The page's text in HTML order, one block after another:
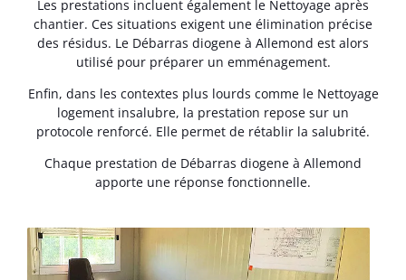
Les prestations incluent également le Nettoyage après
chantier. Ces situations exigent une élimination précise
des résidus. Le Débarras diogene à Allemond est alors
utilisé pour préparer un emménagement.
Enfin, dans les contextes plus lourds comme le Nettoyage
logement insalubre, la prestation repose sur un
protocole renforcé. Elle permet de rétablir la salubrité.
Chaque prestation de Débarras diogene à Allemond
apporte une réponse fonctionnelle.